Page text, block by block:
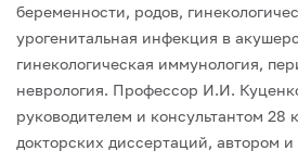
беременности, родов,
урогенитальная инфекция в
гинекологическая иммунология,
неврология. Профессор И.И.
руководителем и консультантом 28
докторских диссертаций, автором